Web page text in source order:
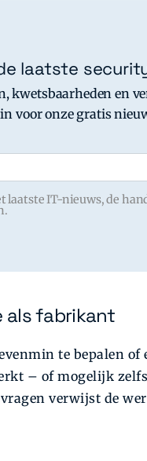
laatste
kwetsbaarheden en
voor onze gratis
laatste IT-nieuws, de
als fabrikant
te bepalen
– of mogelijk
verwijst de